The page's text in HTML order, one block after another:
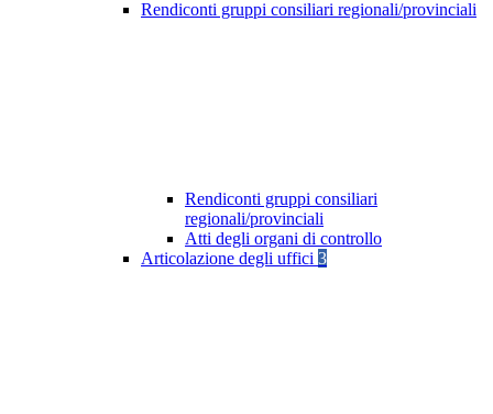
Rendiconti gruppi consiliari regionali/provinciali
Rendiconti gruppi consiliari
regionali/provinciali
Atti degli organi di controllo
Articolazione degli uffici 3